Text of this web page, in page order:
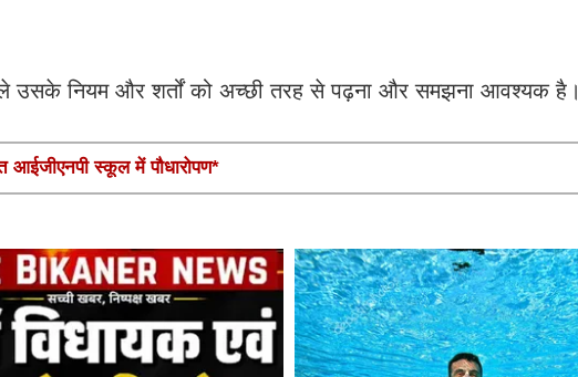
उसके नियम और शर्तों को अच्छी तरह से पढ़ना और समझना आवश्यक है।
आईजीएनपी स्कूल में पौधारोपण*